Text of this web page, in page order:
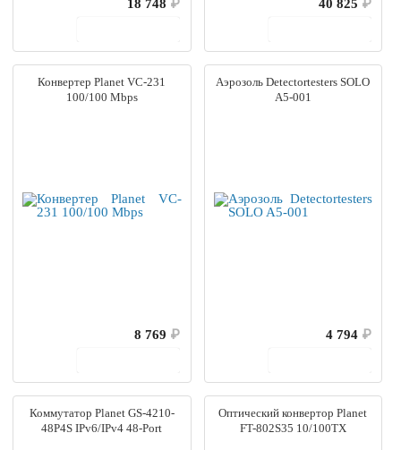
18 748 ₽
40 825 ₽
Конвертер Planet VC-231
100/100 Mbps
8 769 ₽
Аэрозоль Detectortesters SOLO
A5-001
4 794 ₽
Коммутатор Planet GS-4210-
48P4S IPv6/IPv4 48-Port
Оптический конвертор Planet
FT-802S35 10/100TX